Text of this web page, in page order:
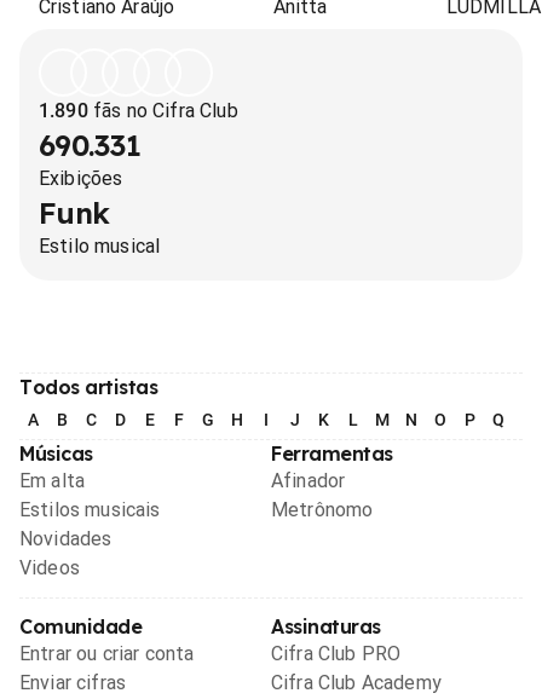
Cristiano Araújo Anitta LUDMILLA
1.890fãs no Cifra Club
690.331
Exibições
Funk
Estilo musical
Todos artistas
A B C D E F G H I J K L M N O P Q
Músicas
Em alta
Estilos musicais
Novidades
Videos
Ferramentas
Afinador
Metrônomo
Comunidade
Entrar ou criar conta
Enviar cifras
Assinaturas
Cifra Club PRO
Cifra Club Academy